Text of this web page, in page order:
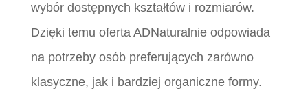
wybór dostępnych kształtów i rozmiarów.
Dzięki temu oferta ADNaturalnie odpowiada
na potrzeby osób preferujących zarówno
klasyczne, jak i bardziej organiczne formy.